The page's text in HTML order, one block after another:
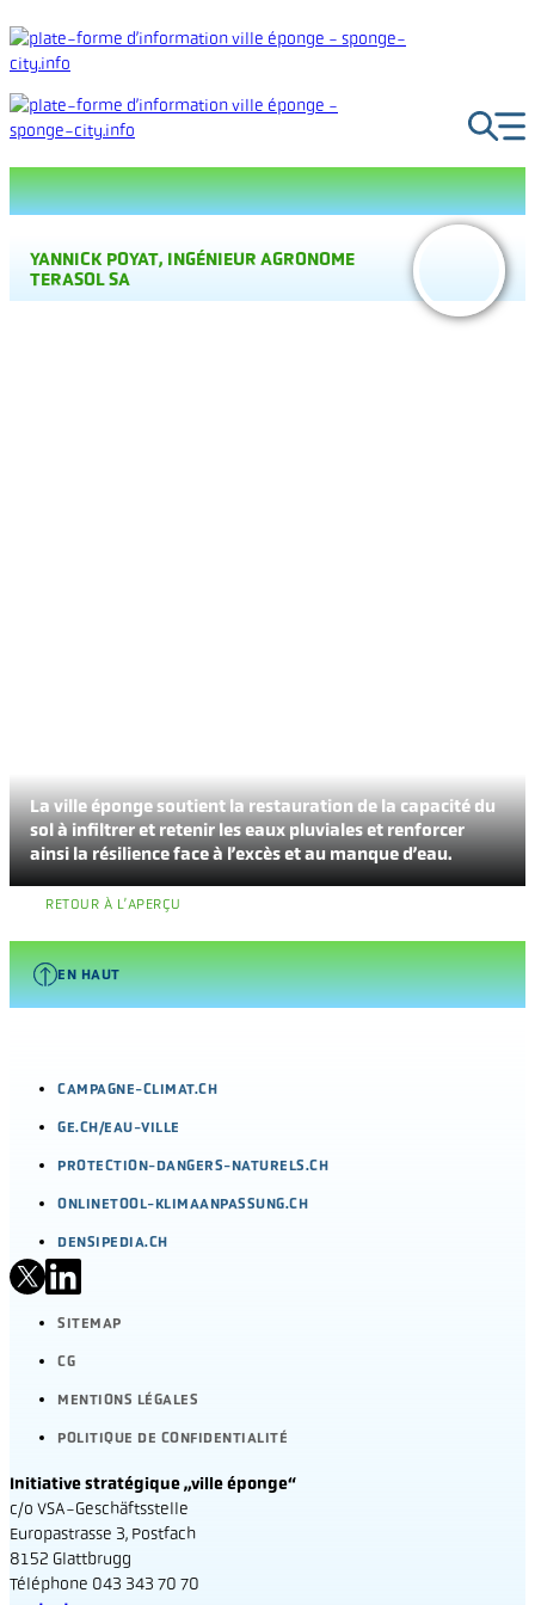
au
contenu
YANNICK POYAT, INGÉNIEUR AGRONOME
TERASOL SA
La ville éponge soutient la restauration de la capacité du
sol à infiltrer et retenir les eaux pluviales et renforcer
ainsi la résilience face à l’excès et au manque d’eau.
RETOUR À L’APERÇU
EN HAUT
CAMPAGNE-CLIMAT.CH
GE.CH/EAU-VILLE
PROTECTION-DANGERS-NATURELS.CH
ONLINETOOL-KLIMAANPASSUNG.CH
DENSIPEDIA.CH
SITEMAP
CG
MENTIONS LÉGALES
POLITIQUE DE CONFIDENTIALITÉ
Initiative stratégique „ville éponge“
c/o VSA-Geschäftsstelle
Europastrasse 3, Postfach
8152 Glattbrugg
Téléphone 043 343 70 70